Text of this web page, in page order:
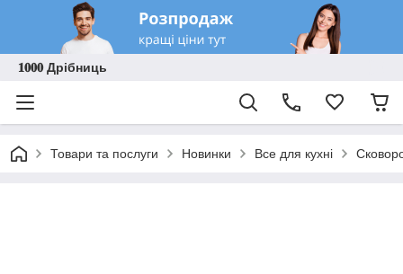
𝟏𝟎𝟎𝟎 Дрібниць
Товари та послуги Новинки Все для кухні